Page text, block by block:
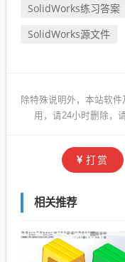
SolidWorks练习答案
SolidWorks源文件
除特殊说明外，本站软
用，请24小时删除，
打赏
相关推荐